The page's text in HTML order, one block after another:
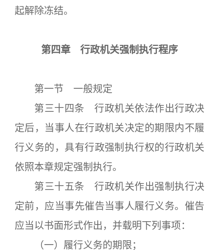
起解除冻结。
第四章 行政机关强制执行程序
第一节 一般规定
第三十四条 行政机关依法作出行政决
定后，当事人在行政机关决定的期限内不履
行义务的，具有行政强制执行权的行政机关
依照本章规定强制执行。
第三十五条 行政机关作出强制执行决
定前，应当事先催告当事人履行义务。催告
应当以书面形式作出，并载明下列事项：
（一）履行义务的期限；